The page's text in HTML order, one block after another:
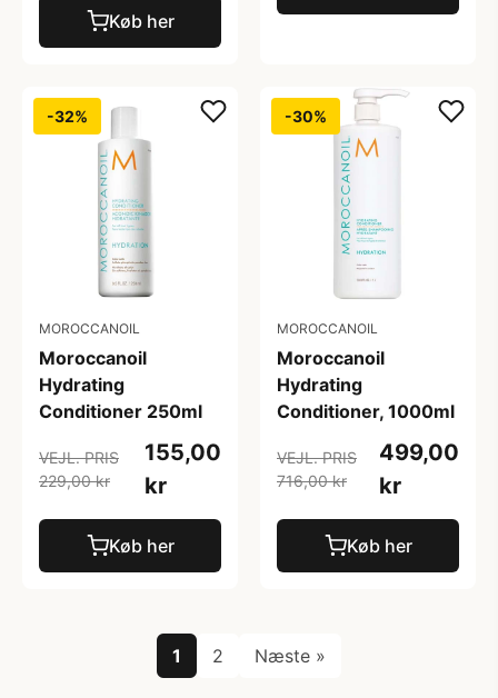
Køb her
-32%
MOROCCANOIL
Moroccanoil
Hydrating
Conditioner 250ml
VEJL. PRIS
229,00 kr
155,00
kr
Køb her
-30%
MOROCCANOIL
Moroccanoil
Hydrating
Conditioner, 1000ml
VEJL. PRIS
716,00 kr
499,00
kr
Køb her
1 2 Næste »